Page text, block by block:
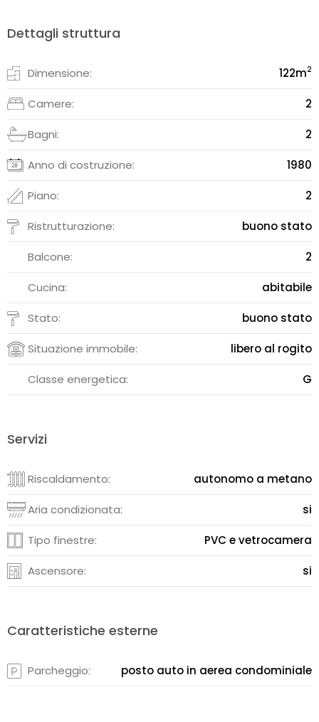
Dettagli struttura
Dimensione: 122m2
Camere: 2
Bagni: 2
Anno di costruzione: 1980
Piano: 2
Ristrutturazione: buono stato
Balcone: 2
Cucina: abitabile
Stato: buono stato
Situazione immobile: libero al rogito
Classe energetica: G
Servizi
Riscaldamento: autonomo a metano
Aria condizionata: si
Tipo finestre: PVC e vetrocamera
Ascensore: si
Caratteristiche esterne
Parcheggio: posto auto in aerea condominiale